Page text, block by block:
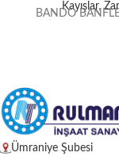
Kayışlar,
BANDO
Ümraniye Şubesi